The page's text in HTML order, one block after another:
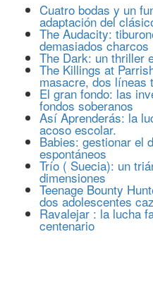
Cuatro bodas y un
adaptación del
The Audacity:
demasiados charcos
The Dark: un thriller
The Killings at
masacre, dos líneas
El gran fondo: las
fondos soberanos
Así Aprenderás: la
acoso escolar.
Babies: gestionar el
espontáneos
Trío ( Suecia): un
dimensiones
Teenage Bounty
dos adolescentes
Ravalejar : la lucha
centenario